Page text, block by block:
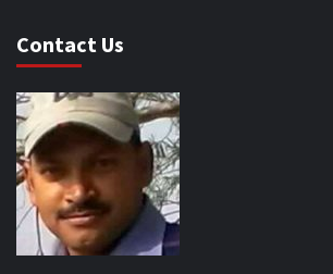
Contact Us